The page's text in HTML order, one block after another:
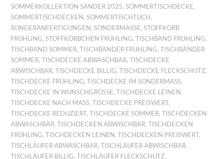
SOMMERKOLLEKTION SANDER 2025,SOMMERTISCHDECKE,
SOMMERTISCHDECKEN ,SOMMERTISCHTUCH ,
SONDERANFERTIGUNGEN ,SONDERMASSE ,STOFFKORB
FRÜHLING,STOFFKÖRBCHEN FRÜHLING,TISCHBAND FRÜHLING,
TISCHBAND SOMMER,TISCHBÄNDER FRÜHLING,TISCHBÄNDER
SOMMER,TISCHDECKE ABWASCHBAR,TISCHDECKE
ABWISCHBAR,TISCHDECKE BILLIG,TISCHDECKE FLECKSCHUTZ,
TISCHDECKE FRÜHLING,TISCHDECKE IM SONDERMASS ,
TISCHDECKE IN WUNSCHGRÖSSE ,TISCHDECKE LEINEN ,
TISCHDECKE NACH MASS ,TISCHDECKE PREISWERT,
TISCHDECKE REDUZIERT,TISCHDECKE SOMMER,TISCHDECKEN
ABWASCHBAR,TISCHDECKEN ABWISCHBAR,TISCHDECKEN
FRÜHLING,TISCHDECKEN LEINEN ,TISCHDECKEN PREISWERT,
TISCHLÄUFER ABWASCHBAR,TISCHLÄUFER ABWISCHBAR,
TISCHLÄUFER BILLIG,TISCHLÄUFER FLECKSCHUTZ,